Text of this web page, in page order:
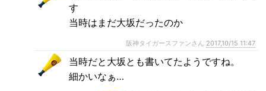
す
当時はまだ大坂だったのか
阪神タイガースファンさん 2017,10/15 11:47
当時だと大坂とも書いてたようですね。
細かいなぁ…